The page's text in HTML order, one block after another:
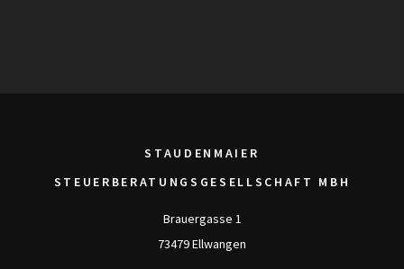
STAUDENMAIER
STEUERBERATUNGSGESELLSCHAFT MBH
Brauergasse 1
73479 Ellwangen